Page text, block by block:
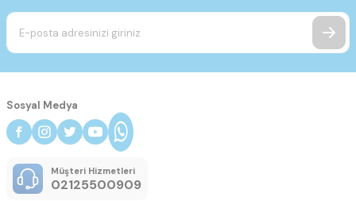
Sosyal Medya
Müşteri Hizmetleri
02125500909